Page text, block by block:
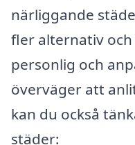
närliggande
fler alternativ
personlig och
överväger att
kan du också
städer: